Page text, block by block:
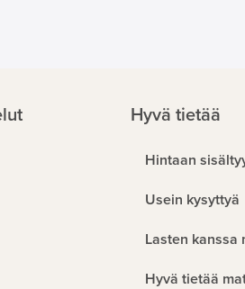
Hyvä tietää
Hintaan
Usein kysyttyä
Lasten kanssa
Hyvä tietää